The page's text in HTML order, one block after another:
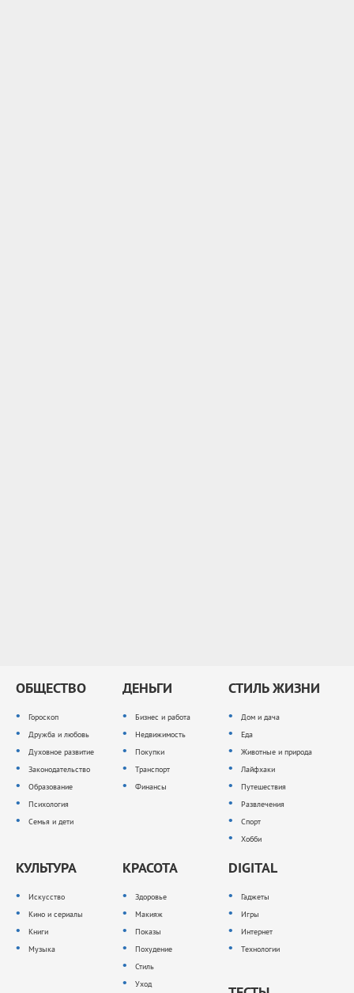
ОБЩЕСТВО
Гороскоп
Дружба и любовь
Духовное развитие
Законодательство
Образование
Психология
Семья и дети
ДЕНЬГИ
Бизнес и работа
Недвижимость
Покупки
Транспорт
Финансы
СТИЛЬ ЖИЗНИ
Дом и дача
Еда
Животные и природа
Лайфхаки
Путешествия
Развлечения
Спорт
Хобби
КУЛЬТУРА
Искусство
Кино и сериалы
Книги
Музыка
КРАСОТА
Здоровье
Макияж
Показы
Похудение
Стиль
Уход
DIGITAL
Гаджеты
Игры
Интернет
Технологии